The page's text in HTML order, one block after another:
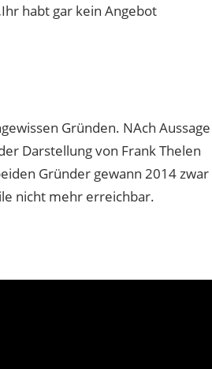
habt gar kein Angebot
Gründen. NAch Aussage
Darstellung von Frank Thelen
Gründer gewann 2014 zwar
nicht mehr erreichbar.